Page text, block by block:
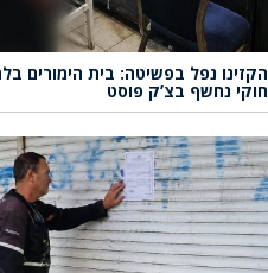
הקזינו נפל בפשיטה: בית הימורים
חוקי נחשף בצ’ק פוסט